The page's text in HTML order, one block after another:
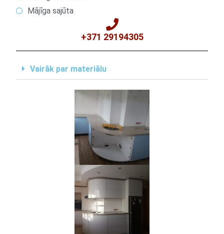
Mājīga sajūta
+371 29194305
Vairāk par materiālu